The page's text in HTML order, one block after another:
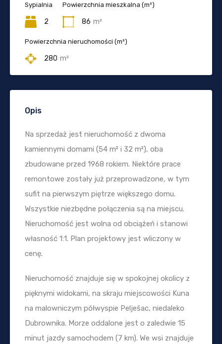
Sypialnia
2
Powierzchnia mieszkalna (m²)
86 m²
Powierzchnia nieruchomości (m²)
280 m²
Opis
Na sprzedaż jest nieruchomość z dwoma
kamiennymi domami (54 m² i 32 m²), oba
zbudowane przed 1968 rokiem. Niektóre prace
remontowe zostały już przeprowadzone, w tym
sufit na pierwszym piętrze większego domu.
Wszystkie niezbędne połączenia są na miejscu.
Nieruchomość jest wolna od obciążeń i stanowi
własność 1:1. Plan projektowy jest wliczony w
cenę.
Nieruchomość znajduje się w spokojnej okolicy z
pięknymi widokami, na skraju miejscowości Kuna
na malowniczym półwyspie Pelješac, niedaleko
Dubrownika. Morze oddalone jest o zaledwie 15
minut jazdy samochodem (7 km). We wsi znajduje